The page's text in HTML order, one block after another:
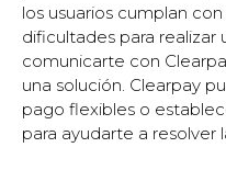
los usuarios cumplan
dificultades para
comunicarte con
una solución. Clearpay
pago flexibles o
para ayudarte a resolver